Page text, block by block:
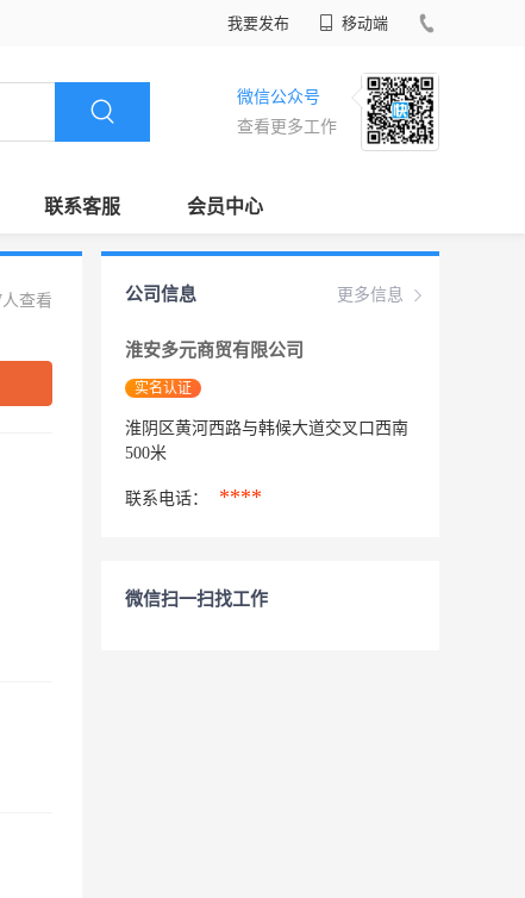
我要发布 移动端
微信公众号
查看更多工作
联系客服 会员中心
人查看 更多信息
公司信息
淮安多元商贸有限公司
实名认证
淮阴区黄河西路与韩候大道交叉口西南
500米
联系电话： ****
微信扫一扫找工作